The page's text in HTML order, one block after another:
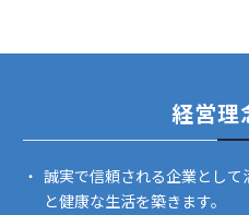
経営理
・ 誠実で信頼される企業とし
と健康な生活を築きます。